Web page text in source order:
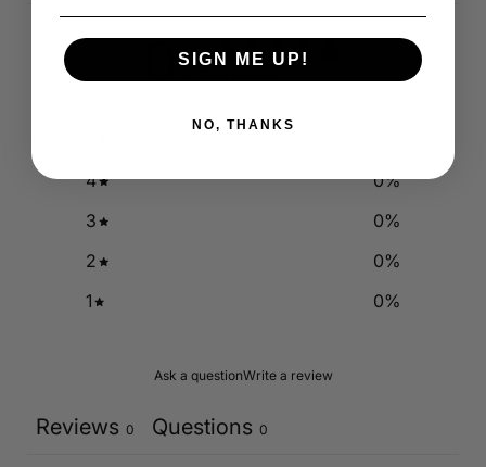
/ 5
4
0%
3
0%
2
0%
1
0%
Ask a questionWrite a review
Reviews 0 Questions 0
SIGN ME UP!
NO, THANKS